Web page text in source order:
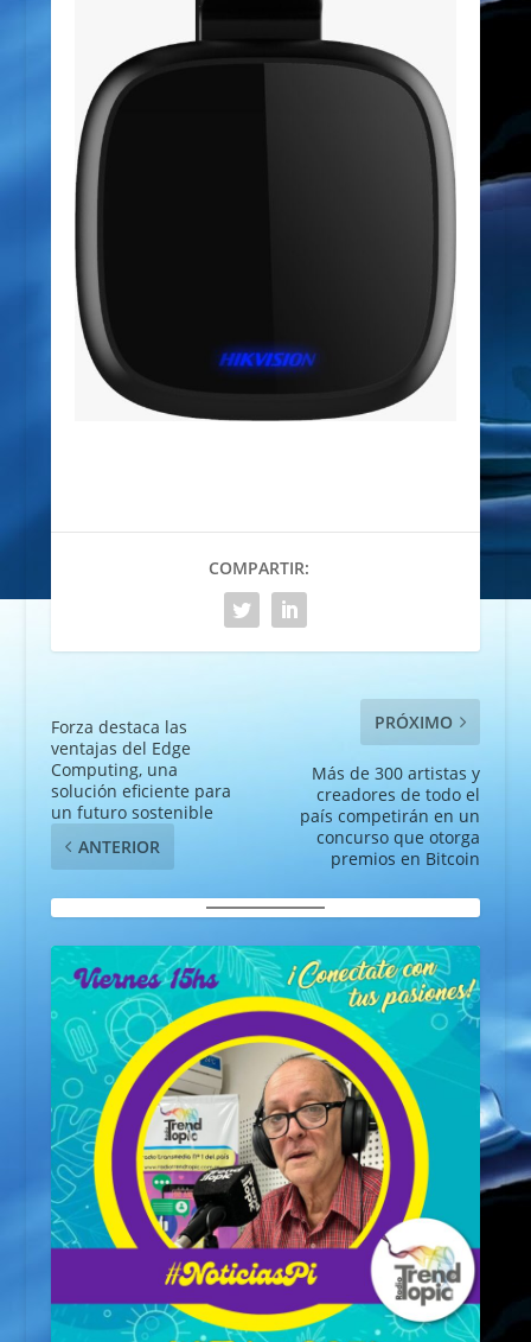
COMPARTIR:
Forza destaca las
ventajas del Edge
Computing, una
solución eficiente para
un futuro sostenible
ANTERIOR
PRÓXIMO
Más de 300 artistas y
creadores de todo el
país competirán en un
concurso que otorga
premios en Bitcoin